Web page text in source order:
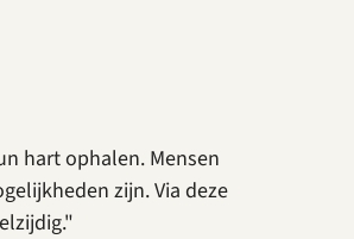
hart ophalen. Mensen
zijn. Via deze